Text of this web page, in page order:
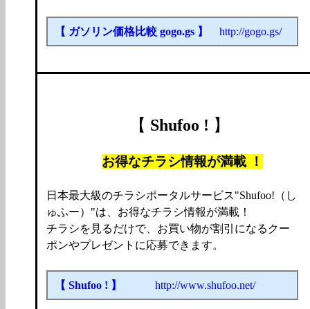
【 ガソリン価格比較 gogo.gs 】 http://gogo.gs/
【 Shufoo ! 】
お得なチラシ情報が満載 ！
日本最大級のチラシポータルサービス"Shufoo!（し
ゅふー）"は、お得なチラシ情報が満載！
チラシを見るだけで、お買い物が割引になるクー
ポンやプレゼントに応募できます。
【 Shufoo ! 】 http://www.shufoo.net/